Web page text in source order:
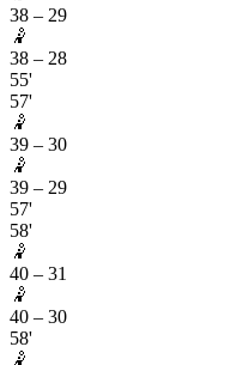
38 – 29
🤾
38 – 28
55'
57'
🤾
39 – 30
🤾
39 – 29
57'
58'
🤾
40 – 31
🤾
40 – 30
58'
🤾